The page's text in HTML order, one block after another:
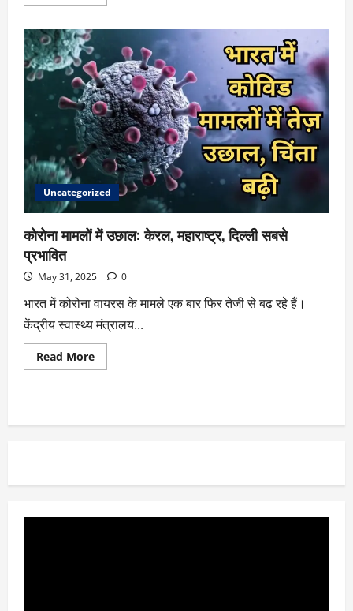
Uncategorized
कोरोना मामलों में उछाल: केरल, महाराष्ट्र, दिल्ली सबसे
प्रभावित
May 31, 2025 0
भारत में कोरोना वायरस के मामले एक बार फिर तेजी से बढ़ रहे हैं।
केंद्रीय स्वास्थ्य मंत्रालय...
Read More